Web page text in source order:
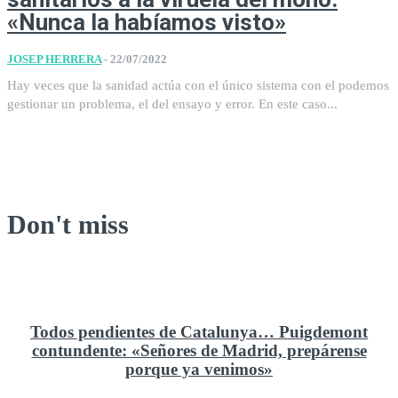
«Nunca la habíamos visto»
JOSEP HERRERA - 22/07/2022
Hay veces que la sanidad actúa con el único sistema con el podemos
gestionar un problema, el del ensayo y error. En este caso...
Don't miss
Todos pendientes de Catalunya… Puigdemont
contundente: «Señores de Madrid, prepárense
porque ya venimos»